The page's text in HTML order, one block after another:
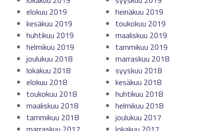
elokuu 2019
heinäkuu 2019
kesäkuu 2019
toukokuu 2019
huhtikuu 2019
maaliskuu 2019
helmikuu 2019
tammikuu 2019
joulukuu 2018
marraskuu 2018
lokakuu 2018
syyskuu 2018
elokuu 2018
kesäkuu 2018
toukokuu 2018
huhtikuu 2018
maaliskuu 2018
helmikuu 2018
tammikuu 2018
joulukuu 2017